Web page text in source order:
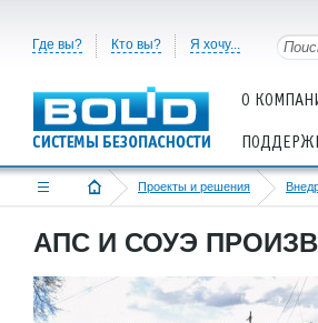
Где вы? Кто вы? Я хочу...
О
Проекты и решения
АПС И СОУЭ